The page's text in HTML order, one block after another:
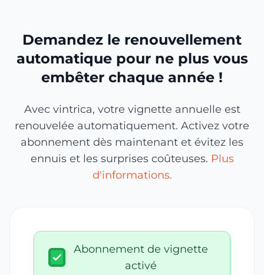
Demandez le renouvellement
automatique pour ne plus vous
embêter chaque année !
Avec vintrica, votre vignette annuelle est
renouvelée automatiquement. Activez votre
abonnement dès maintenant et évitez les
ennuis et les surprises coûteuses. Plus
d'informations.
Abonnement de vignette
activé